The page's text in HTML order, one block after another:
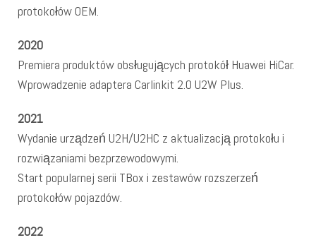
protokołów OEM.
2020
Premiera produktów obsługujących protokół Huawei HiCar.
Wprowadzenie adaptera Carlinkit 2.0 U2W Plus.
2021
Wydanie urządzeń U2H/U2HC z aktualizacją protokołu i
rozwiązaniami bezprzewodowymi.
Start popularnej serii TBox i zestawów rozszerzeń
protokołów pojazdów.
2022